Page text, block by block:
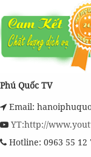
Phú Quốc TV
Email:
YT:http://
Hotline: 0963 55 12